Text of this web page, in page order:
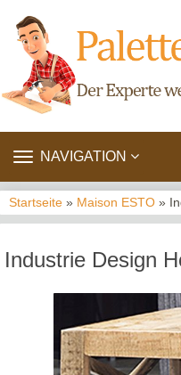
TOGGLE
NAVIGATION
Startseite » Maison ESTO »
Industrie Design